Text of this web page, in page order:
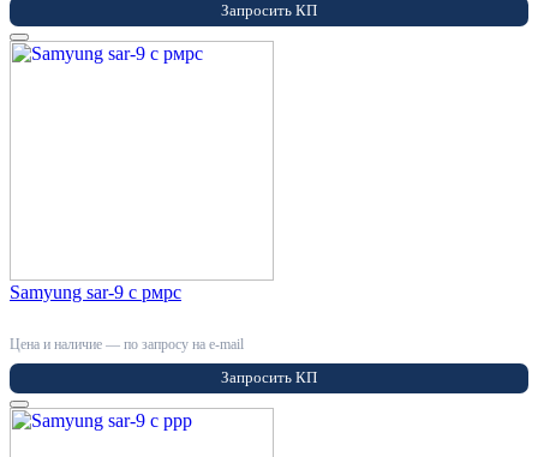
Запросить КП
Samyung sar-9 c рмрс
Цена и наличие — по запросу на e-mail
Запросить КП